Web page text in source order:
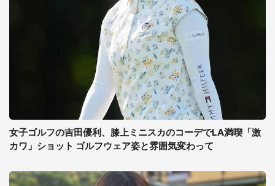
女子ゴルフの吉田優利、膝上ミニスカのコーデでLA満喫「激
カワ」ショット ゴルフウェア姿と雰囲気変わって